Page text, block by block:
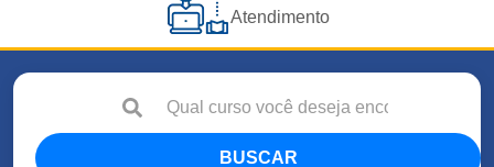
Atendimento
BUSCAR